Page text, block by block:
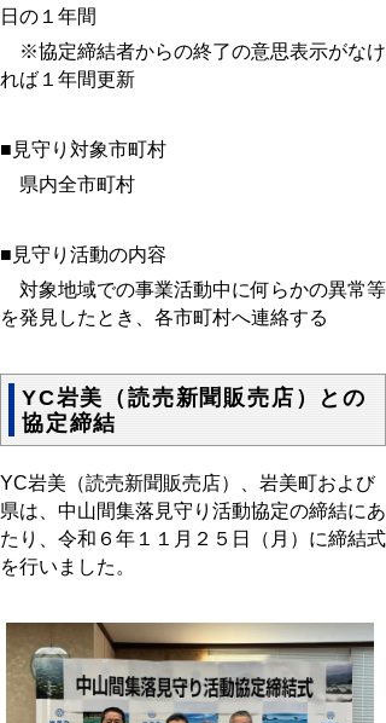
日の１年間
※協定締結者からの終了の意思表示がなけ
れば１年間更新
■見守り対象市町村
県内全市町村
■見守り活動の内容
対象地域での事業活動中に何らかの異常等
を発見したとき、各市町村へ連絡する
YC岩美（読売新聞販売店）との
協定締結
YC岩美（読売新聞販売店）、岩美町および
県は、中山間集落見守り活動協定の締結にあ
たり、令和６年１１月２５日（月）に締結式
を行いました。